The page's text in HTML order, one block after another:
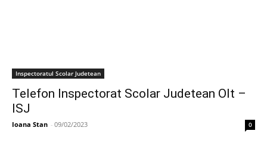
Inspectoratul Scolar Judetean
Telefon Inspectorat Scolar Judetean Olt –
ISJ
Ioana Stan - 09/02/2023 0